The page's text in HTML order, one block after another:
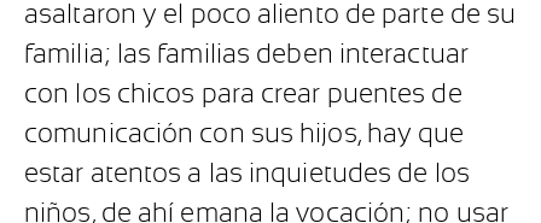
asaltaron y el poco aliento de parte de su
familia; las familias deben interactuar
con los chicos para crear puentes de
comunicación con sus hijos, hay que
estar atentos a las inquietudes de los
niños, de ahí emana la vocación; no usar